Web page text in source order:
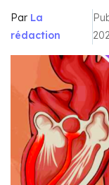
Par La
rédaction